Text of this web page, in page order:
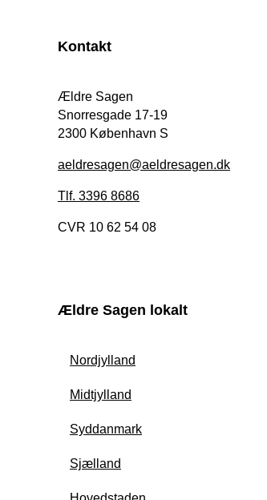
Kontakt
Ældre Sagen
Snorresgade 17-19
2300 København S
aeldresagen@aeldresagen.dk
Tlf. 3396 8686
CVR 10 62 54 08
Ældre Sagen lokalt
Nordjylland
Midtjylland
Syddanmark
Sjælland